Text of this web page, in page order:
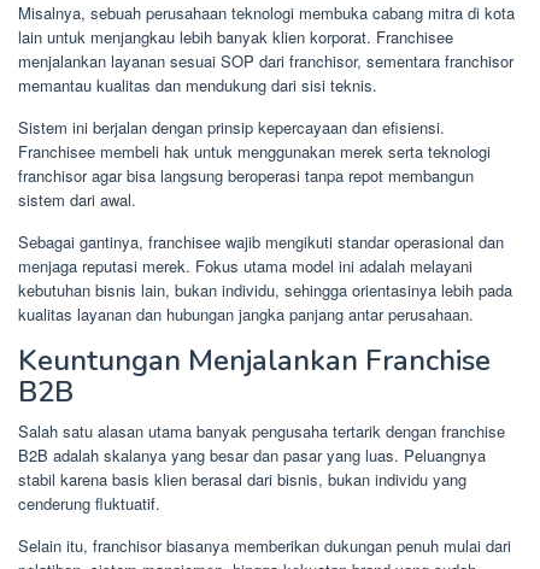
Misalnya, sebuah perusahaan teknologi membuka cabang mitra di kota
lain untuk menjangkau lebih banyak klien korporat. Franchisee
menjalankan layanan sesuai SOP dari franchisor, sementara franchisor
memantau kualitas dan mendukung dari sisi teknis.
Sistem ini berjalan dengan prinsip kepercayaan dan efisiensi.
Franchisee membeli hak untuk menggunakan merek serta teknologi
franchisor agar bisa langsung beroperasi tanpa repot membangun
sistem dari awal.
Sebagai gantinya, franchisee wajib mengikuti standar operasional dan
menjaga reputasi merek. Fokus utama model ini adalah melayani
kebutuhan bisnis lain, bukan individu, sehingga orientasinya lebih pada
kualitas layanan dan hubungan jangka panjang antar perusahaan.
Keuntungan Menjalankan Franchise
B2B
Salah satu alasan utama banyak pengusaha tertarik dengan franchise
B2B adalah skalanya yang besar dan pasar yang luas. Peluangnya
stabil karena basis klien berasal dari bisnis, bukan individu yang
cenderung fluktuatif.
Selain itu, franchisor biasanya memberikan dukungan penuh mulai dari